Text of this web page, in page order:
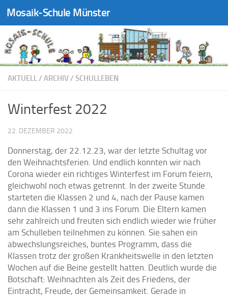
Zum Inhalt springen
Mosaik-Schule Münster
AKTUELL/ ARCHIV/ SCHULLEBEN
Winterfest 2022
22. DEZEMBER 2022
Donnerstag, der 22.12.23, war der letzte Schultag vor
den Weihnachtsferien. Und endlich konnten wir nach
Corona wieder ein richtiges Winterfest im Forum feiern,
gleichwohl noch etwas getrennt. In der zweite Stunde
starteten die Klassen 2 und 4, nach der Pause kamen
dann die Klassen 1 und 3 ins Forum. Die Eltern kamen
sehr zahlreich und freuten sich endlich wieder wie früher
am Schulleben teilnehmen zu können. Sie sahen ein
abwechslungsreiches, buntes Programm, dass die
Klassen trotz der großen Krankheitswelle in den letzten
Wochen auf die Beine gestellt hatten. Deutlich wurde die
Botschaft: Weihnachten als Zeit des Friedens, der
Eintracht, Freude, der Gemeinsamkeit. Gerade in